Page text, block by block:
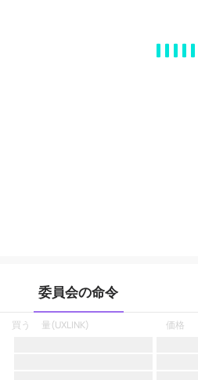
委員会の命令
買う 量(UXLINK) 価格